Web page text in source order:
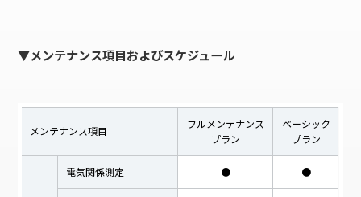
▼メンテナンス項目およびスケジュール
メンテナンス項目
フルメンテナンス
プラン
ベーシック
プラン
電気関係測定 ● ●